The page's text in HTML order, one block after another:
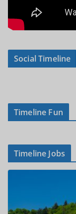
Social Timeline
Timeline Fun
Timeline Jobs